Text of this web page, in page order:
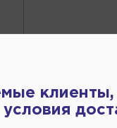
клиенты,